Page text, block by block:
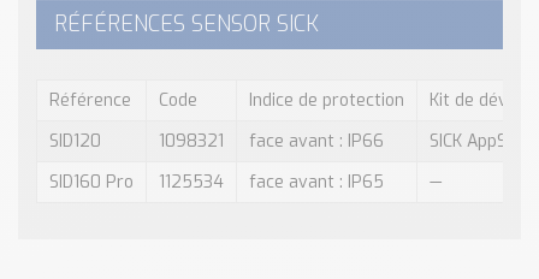
RÉFÉRENCES SENSOR SICK
Référence Code Indice de protection
Kit de
SID120
1098321 face avant : IP66
SICK
SID160 Pro
1125534 face avant : IP65 —